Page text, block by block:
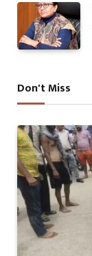
Don't Miss